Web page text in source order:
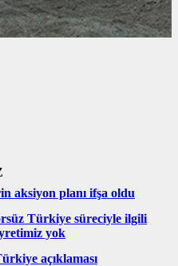
aksiyon planı ifşa oldu
Türkiye süreciyle ilgili
yok
açıklaması